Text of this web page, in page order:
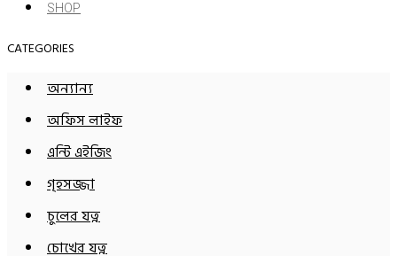
SHOP
CATEGORIES
অন্যান্য
অফিস লাইফ
এন্টি এইজিং
গৃহসজ্জা
চুলের যত্ন
চোখের যত্ন